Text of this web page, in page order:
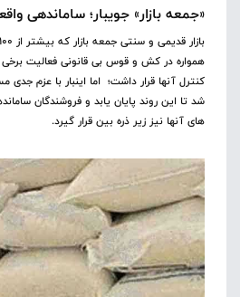
«جمعه بازار» جویبار؛ ساماندهی
همواره در کش و قوس بی قانونی فعالیت
کنترل آنها قرار داشت؛ ‌ اما اینبار با عزم جدی
شد تا این روند پایان یابد و فروشندگان
های آنها نیز زیر ذره بین قرار گیرد.